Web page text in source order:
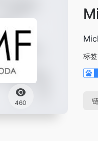
460
标签